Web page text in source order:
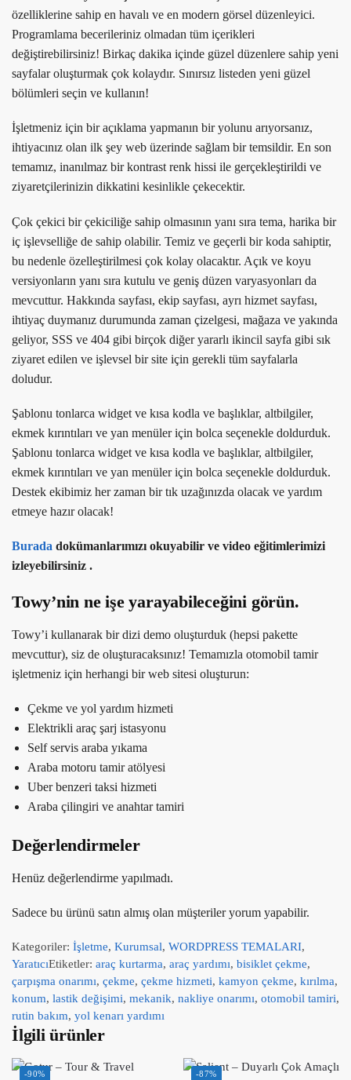
özelliklerine sahip en havalı ve en modern görsel düzenleyici.
Programlama becerileriniz olmadan tüm içerikleri
değiştirebilirsiniz! Birkaç dakika içinde güzel düzenlere sahip yeni
sayfalar oluşturmak çok kolaydır. Sınırsız listeden yeni güzel
bölümleri seçin ve kullanın!
İşletmeniz için bir açıklama yapmanın bir yolunu arıyorsanız,
ihtiyacınız olan ilk şey web üzerinde sağlam bir temsildir. En son
temamız, inanılmaz bir kontrast renk hissi ile gerçekleştirildi ve
ziyaretçilerinizin dikkatini kesinlikle çekecektir.
Çok çekici bir çekiciliğe sahip olmasının yanı sıra tema, harika bir
iç işlevselliğe de sahip olabilir. Temiz ve geçerli bir koda sahiptir,
bu nedenle özelleştirilmesi çok kolay olacaktır. Açık ve koyu
versiyonların yanı sıra kutulu ve geniş düzen varyasyonları da
mevcuttur. Hakkında sayfası, ekip sayfası, ayrı hizmet sayfası,
ihtiyaç duymanız durumunda zaman çizelgesi, mağaza ve yakında
geliyor, SSS ve 404 gibi birçok diğer yararlı ikincil sayfa gibi sık
ziyaret edilen ve işlevsel bir site için gerekli tüm sayfalarla
doludur.
Şablonu tonlarca widget ve kısa kodla ve başlıklar, altbilgiler,
ekmek kırıntıları ve yan menüler için bolca seçenekle doldurduk.
Şablonu tonlarca widget ve kısa kodla ve başlıklar, altbilgiler,
ekmek kırıntıları ve yan menüler için bolca seçenekle doldurduk.
Destek ekibimiz her zaman bir tık uzağınızda olacak ve yardım
etmeye hazır olacak!
Burada dokümanlarımızı okuyabilir ve video eğitimlerimizi
izleyebilirsiniz .
Towy’nin ne işe yarayabileceğini görün.
Towy’i kullanarak bir dizi demo oluşturduk (hepsi pakette
mevcuttur), siz de oluşturacaksınız! Temamızla otomobil tamir
işletmeniz için herhangi bir web sitesi oluşturun:
Çekme ve yol yardım hizmeti
Elektrikli araç şarj istasyonu
Self servis araba yıkama
Araba motoru tamir atölyesi
Uber benzeri taksi hizmeti
Araba çilingiri ve anahtar tamiri
Değerlendirmeler
Henüz değerlendirme yapılmadı.
Sadece bu ürünü satın almış olan müşteriler yorum yapabilir.
Kategoriler: İşletme, Kurumsal, WORDPRESS TEMALARI,
YaratıcıEtiketler: araç kurtarma, araç yardımı, bisiklet çekme,
çarpışma onarımı, çekme, çekme hizmeti, kamyon çekme, kırılma,
konum, lastik değişimi, mekanik, nakliye onarımı, otomobil tamiri,
rutin bakım, yol kenarı yardımı
İlgili ürünler
-90% -87%